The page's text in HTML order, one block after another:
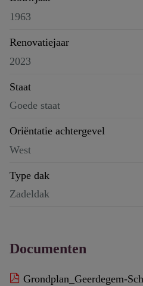
1963
Renovatiejaar
2023
Staat
Goede staat
Oriëntatie achtergevel
West
Type dak
Zadeldak
Documenten
Grondplan_Geerdegem-